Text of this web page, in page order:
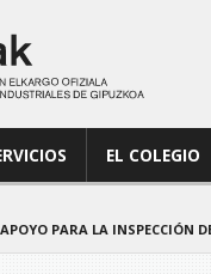
EL COLEGIO
PARA LA